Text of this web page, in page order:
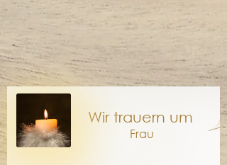
Wir trauern um
Frau